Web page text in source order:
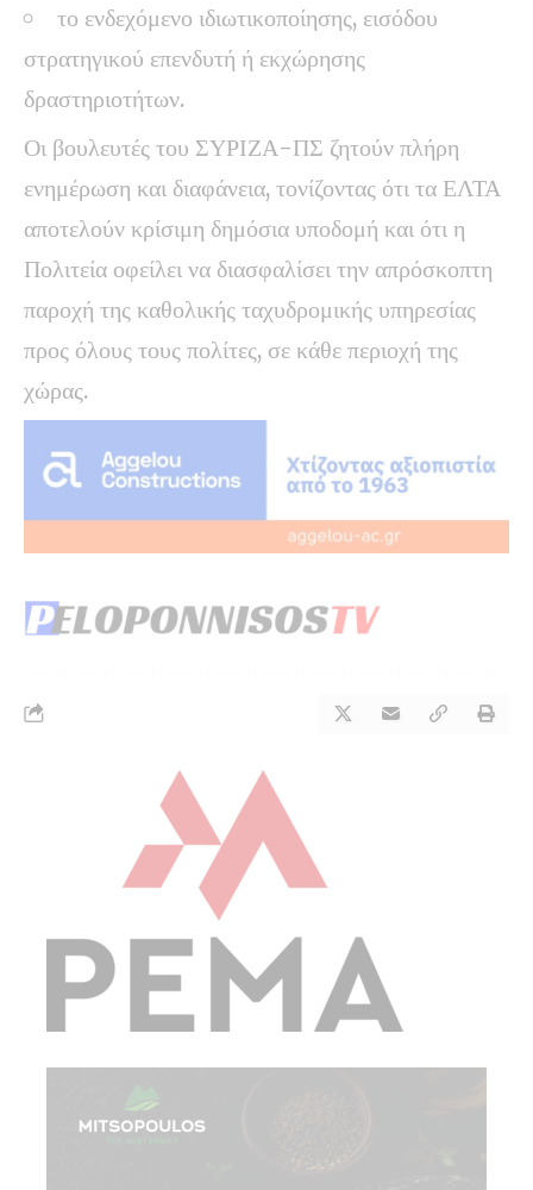
το ενδεχόμενο ιδιωτικοποίησης, εισόδου
στρατηγικού επενδυτή ή εκχώρησης
δραστηριοτήτων.
Οι βουλευτές του ΣΥΡΙΖΑ-ΠΣ ζητούν πλήρη
ενημέρωση και διαφάνεια, τονίζοντας ότι τα ΕΛΤΑ
αποτελούν κρίσιμη δημόσια υποδομή και ότι η
Πολιτεία οφείλει να διασφαλίσει την απρόσκοπτη
παροχή της καθολικής ταχυδρομικής υπηρεσίας
προς όλους τους πολίτες, σε κάθε περιοχή της
χώρας.